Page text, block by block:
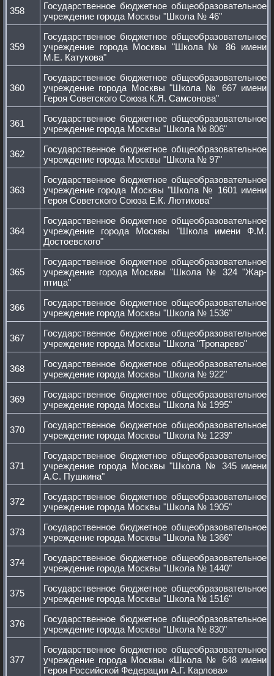
358
Государственное бюджетное общеобразовательное
учреждение города Москвы "Школа № 46"
359
Государственное бюджетное общеобразовательное
учреждение города Москвы "Школа № 86 имени
М.Е. Катукова"
360
Государственное бюджетное общеобразовательное
учреждение города Москвы "Школа № 667 имени
Героя Советского Союза К.Я. Самсонова"
361
Государственное бюджетное общеобразовательное
учреждение города Москвы "Школа № 806"
362
Государственное бюджетное общеобразовательное
учреждение города Москвы "Школа № 97"
363
Государственное бюджетное общеобразовательное
учреждение города Москвы "Школа № 1601 имени
Героя Советского Союза Е.К. Лютикова"
364
Государственное бюджетное общеобразовательное
учреждение города Москвы "Школа имени Ф.М.
Достоевского"
365
Государственное бюджетное общеобразовательное
учреждение города Москвы "Школа № 324 "Жар-
птица"
366
Государственное бюджетное общеобразовательное
учреждение города Москвы "Школа № 1536"
367
Государственное бюджетное общеобразовательное
учреждение города Москвы "Школа "Тропарево"
368
Государственное бюджетное общеобразовательное
учреждение города Москвы "Школа № 922"
369
Государственное бюджетное общеобразовательное
учреждение города Москвы "Школа № 1995"
370
Государственное бюджетное общеобразовательное
учреждение города Москвы "Школа № 1239"
371
Государственное бюджетное общеобразовательное
учреждение города Москвы "Школа № 345 имени
А.С. Пушкина"
372
Государственное бюджетное общеобразовательное
учреждение города Москвы "Школа № 1905"
373
Государственное бюджетное общеобразовательное
учреждение города Москвы "Школа № 1366"
374
Государственное бюджетное общеобразовательное
учреждение города Москвы "Школа № 1440"
375
Государственное бюджетное общеобразовательное
учреждение города Москвы "Школа № 1516"
376
Государственное бюджетное общеобразовательное
учреждение города Москвы "Школа № 830"
377
Государственное бюджетное общеобразовательное
учреждение города Москвы «Школа № 648 имени
Героя Российской Федерации А.Г. Карлова»